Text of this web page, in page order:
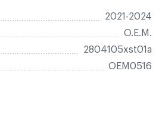
2021-2024
O.E.M.
2804105xst01a
OEM0516